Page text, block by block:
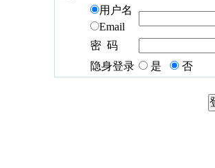
用户名
Email
密 码
隐身登录
是 否